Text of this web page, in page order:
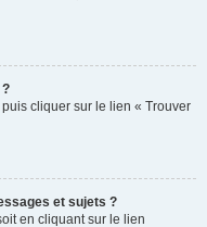
cliquer sur le lien « Trouver
et sujets ?
en cliquant sur le lien